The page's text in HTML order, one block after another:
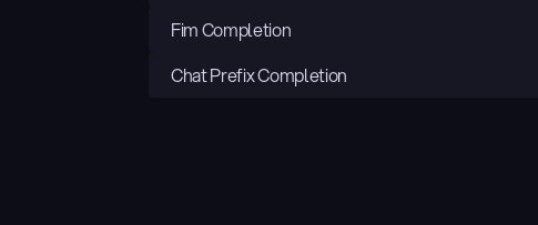
Fim Completion
Chat Prefix Completion